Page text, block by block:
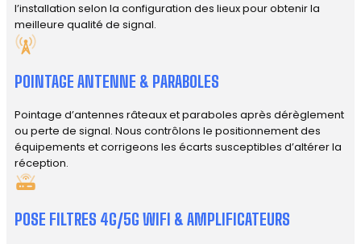
l’installation selon la configuration des lieux pour obtenir la
meilleure qualité de signal.
POINTAGE ANTENNE & PARABOLES
Pointage d’antennes râteaux et paraboles après dérèglement
ou perte de signal. Nous contrôlons le positionnement des
équipements et corrigeons les écarts susceptibles d’altérer la
réception.
POSE FILTRES 4G/5G WIFI & AMPLIFICATEURS